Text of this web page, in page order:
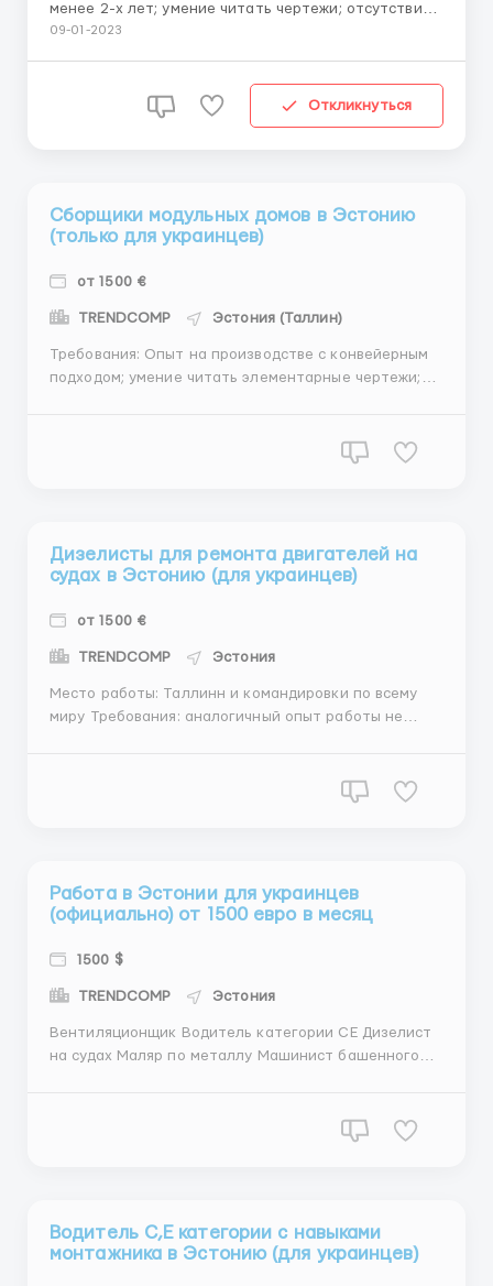
менее 2-х лет; умение читать чертежи; отсутствие
вредных привычек; Преимущественно сварка
нержавеющих сталей. Сварка под контроль UT
09-01-2023
Откликнуться
Сборщики модульных домов в Эстонию
(только для украинцев)
от 1500 €
TRENDCOMP Эстония (Таллин)
Требования: Опыт на производстве с конвейерным
подходом; умение читать элементарные чертежи;
Дизелисты для ремонта двигателей на
судах в Эстонию (для украинцев)
от 1500 €
TRENDCOMP Эстония
Место работы: Таллинн и командировки по всему
миру Требования: аналогичный опыт работы не
Предприятие занимается ремонтов дизельных
Работа в Эстонии для украинцев
(официально) от 1500 евро в месяц
1500 $
TRENDCOMP Эстония
Вентиляционщик Водитель категории СЕ Дизелист
на судах Маляр по металлу Машинист башенного
Оператор шлифовального и фрезерного станков
Водитель С,Е категории с навыками
монтажника в Эстонию (для украинцев)